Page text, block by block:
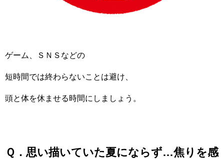
ゲーム、ＳＮＳなどの
短時間では終わらないことは避け、
頭と体を休ませる時間にしましょう。
Ｑ．思い描いていた夏にならず…焦りを感